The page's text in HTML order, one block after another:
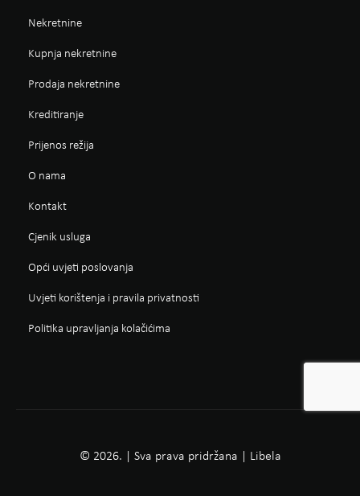
Nekretnine
Kupnja nekretnine
Prodaja nekretnine
Kreditiranje
Prijenos režija
O nama
Kontakt
Cjenik usluga
Opći uvjeti poslovanja
Uvjeti korištenja i pravila privatnosti
Politika upravljanja kolačićima
© 2026. | Sva prava pridržana | Libela